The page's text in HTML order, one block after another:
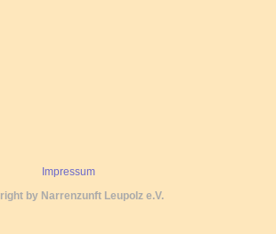
Impressum
by Narrenzunft Leupolz e.V.